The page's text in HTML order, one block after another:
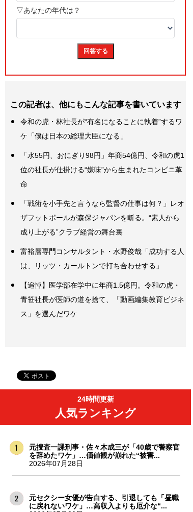
この記者は、他にもこんな記事を書いています
令和の虎・林社長が“有名になることに執着”するワ
ケ「僕は日本の総理大臣になる」
「水55円、おにぎり98円」年商54億円、令和の虎1
位の社長が仕掛ける“嫌味”から生まれたコンビニ革
命
「戦術を小手先と言うなら監督の仕事は何？」レオ
ザフットボールが森保ジャパンを斬る。“素人から
成り上がる”クラブ経営の舞台裏
富裕層専門コンサルタント・水野俊哉「成功する人
は、リッツ・カールトンで打ち合わせする」
【追悼】医学部在学中に年商1.5億円。令和の虎・
青笹社長が医師の道を捨て、「動画編集教育ビジネ
ス」を選んだワケ
24時間更新
人気ランキング
元捜査一課刑事・佐々木成三が「40歳で警察官
を辞めたワケ」…価値観が崩れた“被害...
2026年07月28日
元セクシー女優が告白する、引退しても「昼職
に戻れないワケ」…高収入よりも厄介な“...